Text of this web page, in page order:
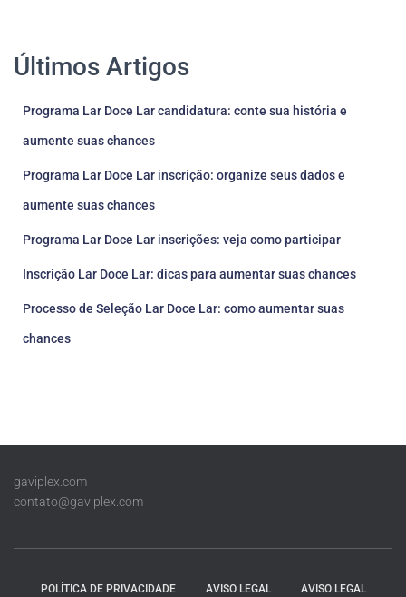
Últimos Artigos
Programa Lar Doce Lar candidatura: conte sua história e
aumente suas chances
Programa Lar Doce Lar inscrição: organize seus dados e
aumente suas chances
Programa Lar Doce Lar inscrições: veja como participar
Inscrição Lar Doce Lar: dicas para aumentar suas chances
Processo de Seleção Lar Doce Lar: como aumentar suas
chances
gaviplex.com
contato@gaviplex.com
POLÍTICA DE PRIVACIDADE AVISO LEGAL AVISO LEGAL